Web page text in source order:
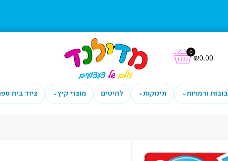
₪0.00
0
בובות ודמויות⌄ תינוקות⌄ להיטים מוצרי קיץ⌄ ציוד בית